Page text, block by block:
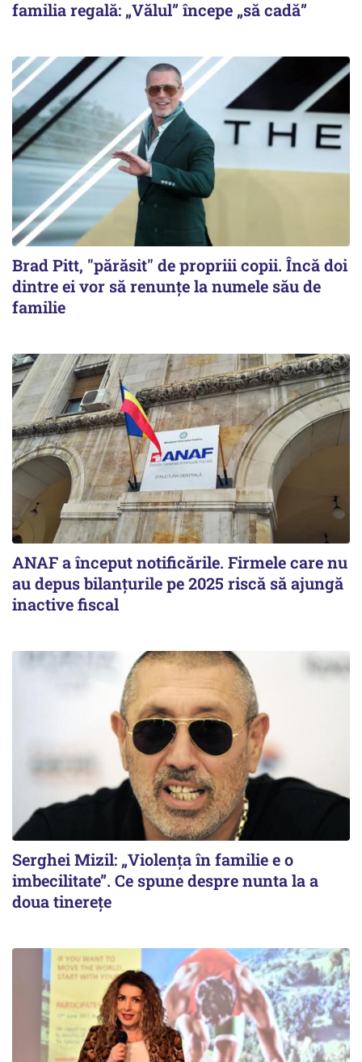
familia regală: „Vălul” începe „să cadă”
Brad Pitt, "părăsit" de propriii copii. Încă doi
dintre ei vor să renunțe la numele său de
familie
ANAF a început notificările. Firmele care nu
au depus bilanțurile pe 2025 riscă să ajungă
inactive fiscal
Serghei Mizil: „Violența în familie e o
imbecilitate”. Ce spune despre nunta la a
doua tinerețe